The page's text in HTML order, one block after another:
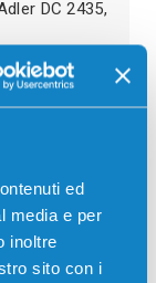
ed
media e per
inoltre
sito con i
DC 2435,